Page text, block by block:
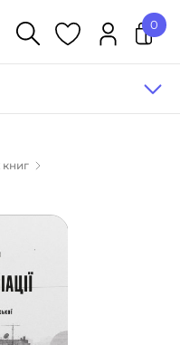
(527)
(55)
0
книг